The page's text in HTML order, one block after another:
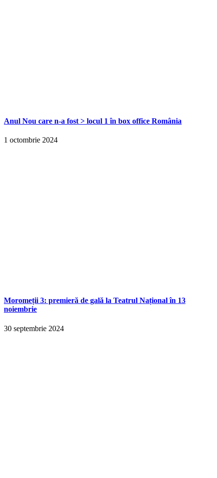
Anul Nou care n-a fost > locul 1 în box office România
1 octombrie 2024
Moromeții 3: premieră de gală la Teatrul Național în 13
noiembrie
30 septembrie 2024